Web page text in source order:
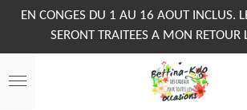
Passer
contenu
principal
EN CONGES DU 1 AU 16 AOUT INCLUS.
SERONT TRAITEES A MON RETOUR